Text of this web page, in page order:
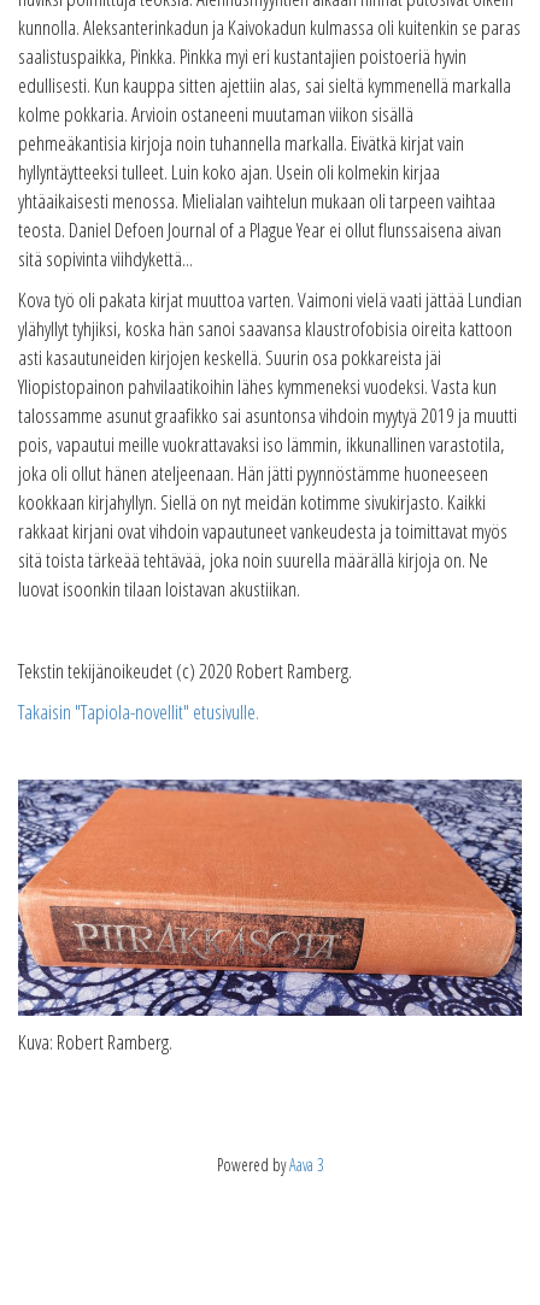
kunnolla. Aleksanterinkadun ja Kaivokadun kulmassa oli kuitenkin se paras
saalistuspaikka, Pinkka. Pinkka myi eri kustantajien poistoeriä hyvin
edullisesti. Kun kauppa sitten ajettiin alas, sai sieltä kymmenellä markalla
kolme pokkaria. Arvioin ostaneeni muutaman viikon sisällä
pehmeäkantisia kirjoja noin tuhannella markalla. Eivätkä kirjat vain
hyllyntäytteeksi tulleet. Luin koko ajan. Usein oli kolmekin kirjaa
yhtäaikaisesti menossa. Mielialan vaihtelun mukaan oli tarpeen vaihtaa
teosta. Daniel Defoen Journal of a Plague Year ei ollut flunssaisena aivan
sitä sopivinta viihdykettä...
Kova työ oli pakata kirjat muuttoa varten. Vaimoni vielä vaati jättää Lundian
ylähyllyt tyhjiksi, koska hän sanoi saavansa klaustrofobisia oireita kattoon
asti kasautuneiden kirjojen keskellä. Suurin osa pokkareista jäi
Yliopistopainon pahvilaatikoihin lähes kymmeneksi vuodeksi. Vasta kun
talossamme asunut graafikko sai asuntonsa vihdoin myytyä 2019 ja muutti
pois, vapautui meille vuokrattavaksi iso lämmin, ikkunallinen varastotila,
joka oli ollut hänen ateljeenaan. Hän jätti pyynnöstämme huoneeseen
kookkaan kirjahyllyn. Siellä on nyt meidän kotimme sivukirjasto. Kaikki
rakkaat kirjani ovat vihdoin vapautuneet vankeudesta ja toimittavat myös
sitä toista tärkeää tehtävää, joka noin suurella määrällä kirjoja on. Ne
luovat isoonkin tilaan loistavan akustiikan.
Tekstin tekijänoikeudet (c) 2020 Robert Ramberg.
Takaisin "Tapiola-novellit" etusivulle.
Kuva: Robert Ramberg.
Powered byAava 3